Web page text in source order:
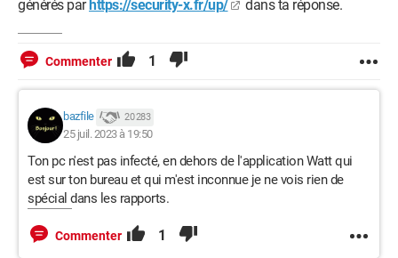
générés parhttps://security-x.fr/up/ dans ta réponse.
Commenter 1
bazfile 20 283
25 juil. 2023 à 19:50
Ton pc n'est pas infecté, en dehors de l'application Watt qui
est sur ton bureau et qui m'est inconnue je ne vois rien de
spécial dans les rapports.
Commenter 1